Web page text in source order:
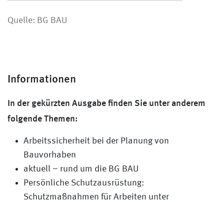
Quelle: BG BAU
Informationen
In der gekürzten Ausgabe finden Sie unter anderem
folgende Themen:
Arbeitssicherheit bei der Planung von
Bauvorhaben
aktuell – rund um die BG BAU
Persönliche Schutzausrüstung:
Schutzmaßnahmen für Arbeiten unter